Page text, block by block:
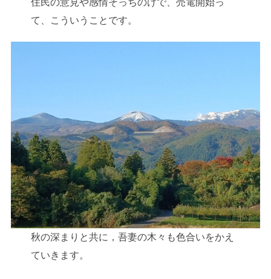
て、こういうことです。
秋の深まりと共に，吾妻の木々も色合いをかえ
ていきます。